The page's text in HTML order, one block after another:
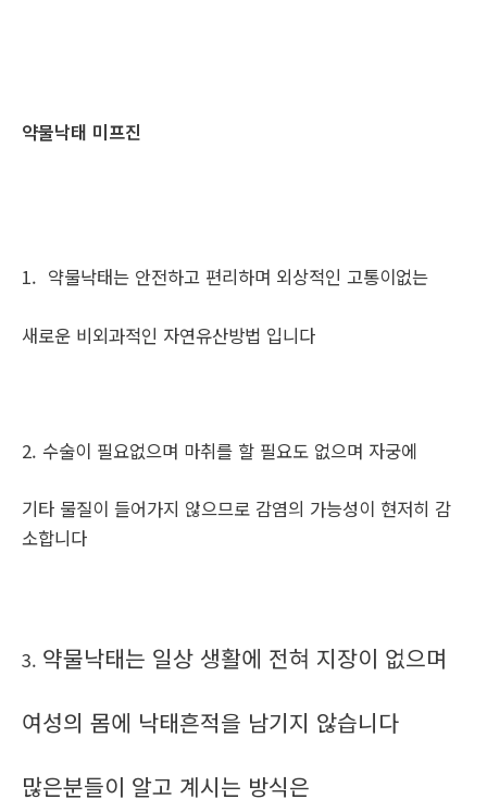
약물낙태 미프진
1. 약물낙태는 안전하고 편리하며 외상적인 고통이없는
새로운 비외과적인 자연유산방법 입니다
2. 수술이 필요없으며 마취를 할 필요도 없으며 자궁에
기타 물질이 들어가지 않으므로 감염의 가능성이 현저히 감
소합니다
3. 약물낙태는 일상 생활에 전혀 지장이 없으며
여성의 몸에 낙태흔적을 남기지 않습니다
많은분들이 알고 계시는 방식은